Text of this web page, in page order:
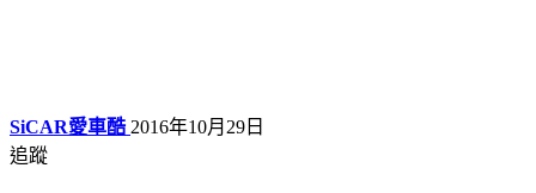
SiCAR愛車酷 2016年10月29日
追蹤